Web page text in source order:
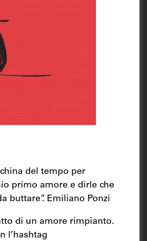
del tempo per
primo amore e dirle che
buttare”. Emiliano Ponzi
di un amore rimpianto.
l’hashtag